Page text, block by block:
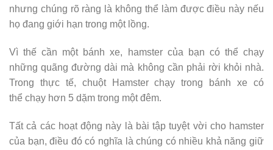
nhưng chúng rõ ràng là không thể làm được điều này nếu
họ đang giới hạn trong một lồng.
Vì thế cần một bánh xe, hamster của bạn có thể chạy
những quãng đường dài mà không cần phải rời khỏi nhà.
Trong thực tế, chuột Hamster chạy trong bánh xe có
thể chạy hơn 5 dặm trong một đêm.
Tất cả các hoạt động này là bài tập tuyệt vời cho hamster
của bạn, điều đó có nghĩa là chúng có nhiều khả năng giữ